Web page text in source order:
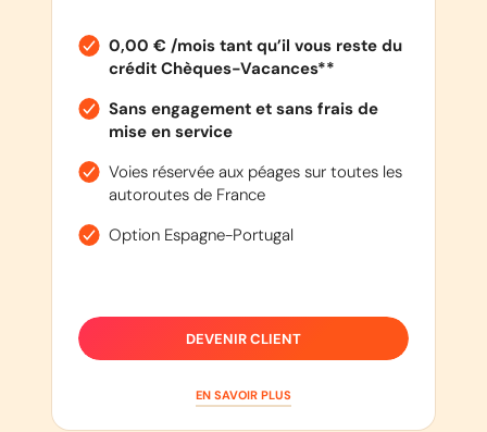
0,00 € /mois tant qu’il vous reste du
crédit Chèques-Vacances**
Sans engagement et sans frais de
mise en service
Voies réservée aux péages sur toutes les
autoroutes de France
Option Espagne-Portugal
DEVENIR CLIENT
EN SAVOIR PLUS